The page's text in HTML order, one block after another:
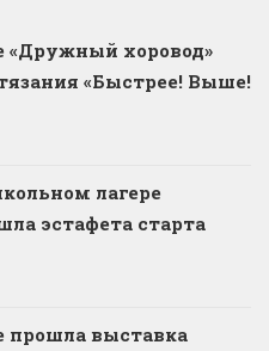
«Дружный хоровод»
«Быстрее! Выше!
лагере
эстафета старта
прошла выставка